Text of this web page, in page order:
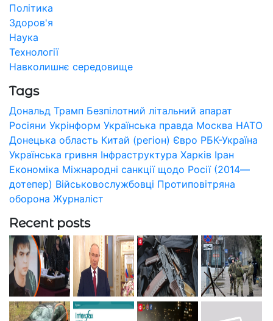
Політика
Здоров'я
Наука
Технології
Навколишнє середовище
Tags
Дональд Трамп Безпілотний літальний апарат
Росіяни Укрінформ Українська правда Москва НАТО
Донецька область Китай (регіон) Євро РБК-Україна
Українська гривня Інфраструктура Харків Іран
Економіка Міжнародні санкції щодо Росії (2014—
дотепер) Військовослужбовці Протиповітряна
оборона Журналіст
Recent posts